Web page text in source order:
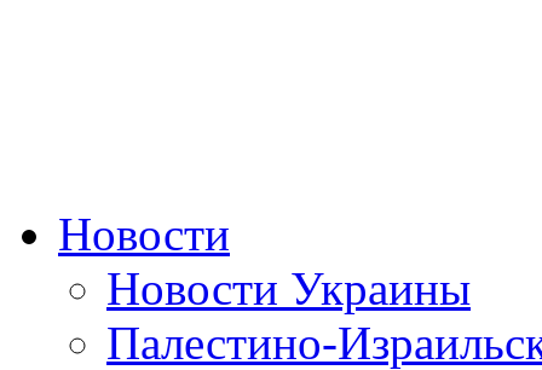
Новости
Новости Украины
Палестино-